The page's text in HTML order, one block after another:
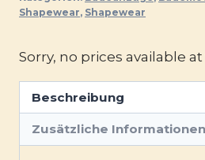
Shapewear, Shapewear
Sorry, no prices available
Beschreibung
Zusätzliche Informationen